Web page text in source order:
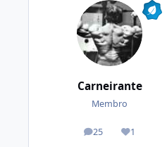
Carneirante
Membro
25
posts 1
Reputação